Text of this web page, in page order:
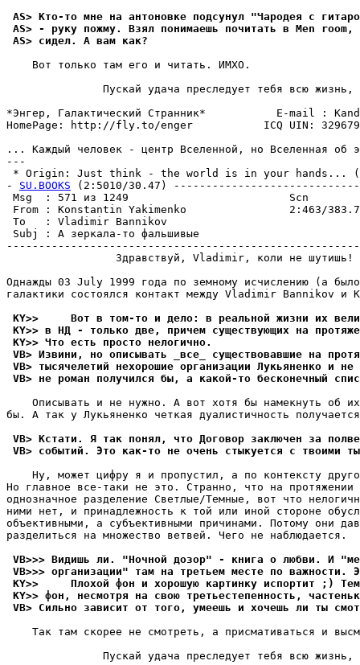
AS> Кто-то мне на антоновке подсyнyл "Чаpодея с
AS> - pyкy пожмy. Взял понимаешь почитать в Men
AS> сидел. А вам как?
    Вот только там его и читать. ИМХО.
Пускай удача преследует тебя всю жизнь,
*Энгер, Галактический Странник*           E-mail :
HomePage: http://fly.to/enger           ICQ UIN:
... Каждый человек - центр Вселенной, но Вселенная об
---
* Origin: Just think - the world is in your hands...
- SU.BOOKS (2:5010/30.47)
Msg  : 571 из 1249
From : Konstantin Yakimenko                2:463/
To   : Vladimir Bannikov
Subj : А зеркала-то
                 Здравствуй, Vladimir, коли не шутишь!
Однажды 03 July 1999 года по земному исчислению (а
галактики состоялся контакт между Vladimir Bannikov и
KY>>     Вот в том-то и дело: в реальной жизни их
KY>> в НД - только две, причем существующих на
KY>> Что есть просто нелогично.
VB> Извини, но описывать _все_ сyществовавшие на
VB> тысячелетий нехорошие организации Лyкьяненко и
VB> не роман полyчился бы, а какой-то бесконечный
Описывать и не нужно. А вот хотя бы намекнуть об
бы. А так у Лукьяненко четкая дуалистичность
VB> Кстати. Я так понял, что Договор заключен за
VB> событий. Это как-то не очень стыкyется с твоими
Ну, может цифру я и пропустил, а по контексту
Но главное все-таки не это. Странно, что на протяжении
однозначное разделение Светлые/Темные, вот что
ними нет, и принадлежность к той или иной стороне
объективными, а субъективными причинами. Потому они
разделиться на множество ветвей. Чего не наблюдается.
VB>>> Видишь ли. "Ночной дозор" - книга о любви. И
VB>>> организации" там на третьем месте по важности.
KY>>     Плохой фон и хорошую картинку испортит ;)
KY>> фон, несмотря на свою третьестепенность,
VB> Сильно зависит от того, yмеешь и хочешь ли ты
Так там скорее не смотреть, а присмативаться и
Пускай удача преследует тебя всю жизнь,